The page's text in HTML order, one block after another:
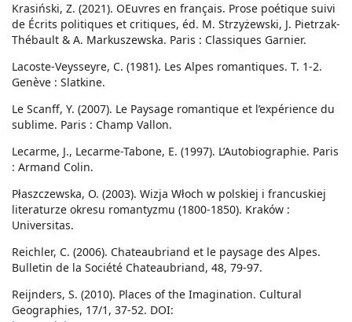
Krasiński, Z. (2021). OEuvres en français. Prose poétique suivi
de Écrits politiques et critiques, éd. M. Strzyżewski, J. Pietrzak-
Thébault & A. Markuszewska. Paris : Classiques Garnier.
Lacoste-Veysseyre, C. (1981). Les Alpes romantiques. T. 1-2.
Genève : Slatkine.
Le Scanff, Y. (2007). Le Paysage romantique et l’expérience du
sublime. Paris : Champ Vallon.
Lecarme, J., Lecarme-Tabone, E. (1997). L’Autobiographie. Paris
: Armand Colin.
Płaszczewska, O. (2003). Wizja Włoch w polskiej i francuskiej
literaturze okresu romantyzmu (1800-1850). Kraków :
Universitas.
Reichler, C. (2006). Chateaubriand et le paysage des Alpes.
Bulletin de la Société Chateaubriand, 48, 79-97.
Reijnders, S. (2010). Places of the Imagination. Cultural
Geographies, 17/1, 37-52. DOI: